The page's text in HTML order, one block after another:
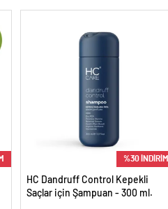
%30 İNDİRİM
HC Dandruff Control Kepekli
Saçlar için Şampuan - 300 ml.